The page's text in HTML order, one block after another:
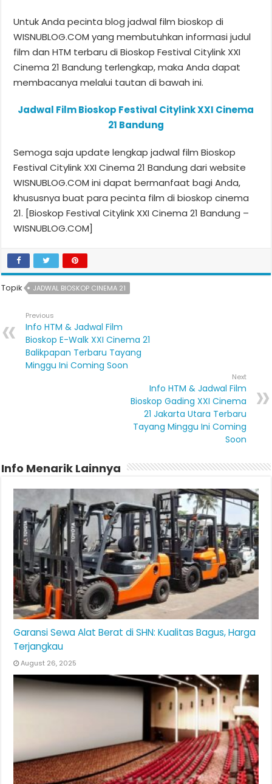
Untuk Anda pecinta blog jadwal film bioskop di
WISNUBLOG.COM yang membutuhkan informasi judul
film dan HTM terbaru di Bioskop Festival Citylink XXI
Cinema 21 Bandung terlengkap, maka Anda dapat
membacanya melalui tautan di bawah ini.
Jadwal Film Bioskop Festival Citylink XXI Cinema
21 Bandung
Semoga saja update lengkap jadwal film Bioskop
Festival Citylink XXI Cinema 21 Bandung dari website
WISNUBLOG.COM ini dapat bermanfaat bagi Anda,
khususnya buat para pecinta film di bioskop cinema
21. [Bioskop Festival Citylink XXI Cinema 21 Bandung –
WISNUBLOG.COM]
Topik JADWAL BIOSKOP CINEMA 21
Previous
Info HTM & Jadwal Film
Bioskop E-Walk XXI Cinema 21
Balikpapan Terbaru Tayang
Minggu Ini Coming Soon
Next
Info HTM & Jadwal Film
Bioskop Gading XXI Cinema
21 Jakarta Utara Terbaru
Tayang Minggu Ini Coming
Soon
Info Menarik Lainnya
Garansi Sewa Alat Berat di SHN: Kualitas Bagus, Harga
Terjangkau
August 26, 2025